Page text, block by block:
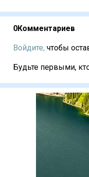
0Комментариев
Войдите, чтобы
Будьте первыми,